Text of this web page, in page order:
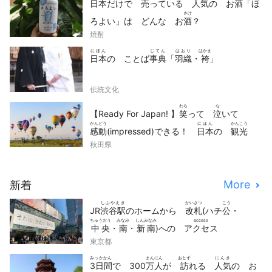
日本だけで 売っている 人気の お酒 「ほ
ろよい」は どんな お酒
さけ
？
焼酎
日本
にほん
の ことば事典
じてん
「羽織
はおり
・ 袴
はかま
」
伝統文化
【Ready For Japan! 】 笑
わら
って 泣
な
いて
感動
かんどう
(impressed)できる！ 日本
にほん
の 観光
かんこう
動画
どうが
10
秋田県
新着 More
JR渋谷駅
しぶやえき
のホームから 改札
かいさつ
(ハチ公
こう
・
中央
ちゅうおう
・ 南
みなみ
・ 新南
しんみなみ
)への アクセス
access
東京都
3日間
みっかかん
で 300万人
まんにん
が 訪
おとず
れる 人気
にんき
の お